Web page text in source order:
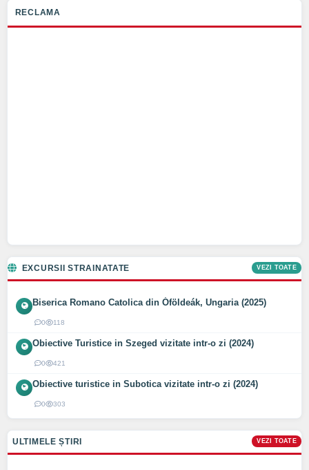
RECLAMA
EXCURSII STRAINATATE VEZI TOATE
Biserica Romano Catolica din Óföldeák, Ungaria (2025)
0 118
Obiective Turistice in Szeged vizitate intr-o zi (2024)
0 421
Obiective turistice in Subotica vizitate intr-o zi (2024)
0 303
ULTIMELE ȘTIRI VEZI TOATE